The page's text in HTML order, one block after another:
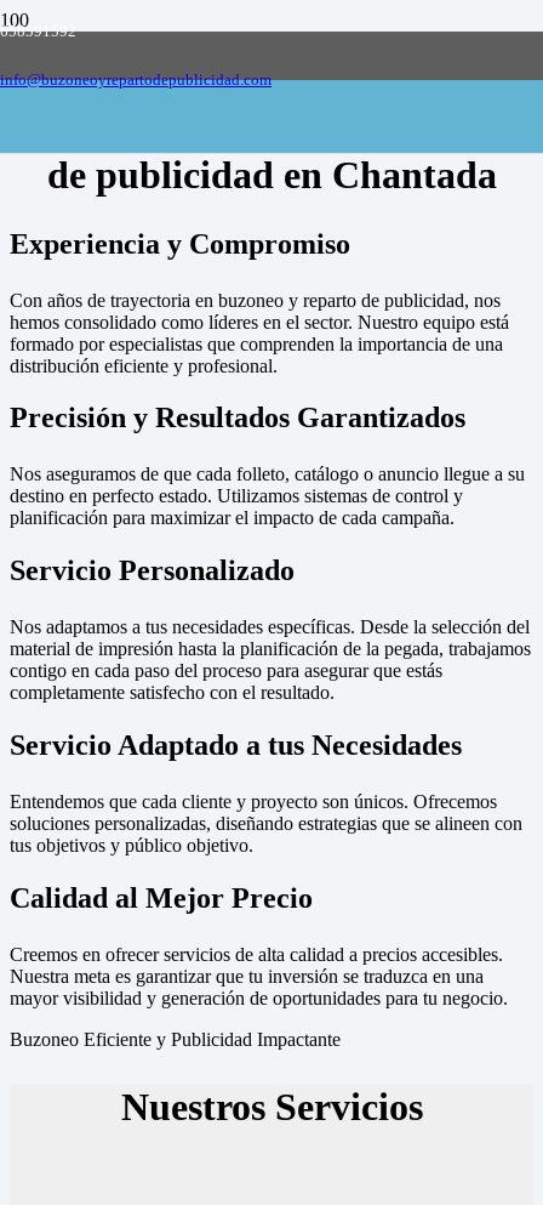
658591592
info@buzoneoyrepartodepublicidad.com
Empresa de buzoneo y reparto de publicidad
de publicidad en Chantada
Experiencia y Compromiso
Con años de trayectoria en buzoneo y reparto de publicidad, nos
hemos consolidado como líderes en el sector. Nuestro equipo está
formado por especialistas que comprenden la importancia de una
distribución eficiente y profesional.
Precisión y Resultados Garantizados
Nos aseguramos de que cada folleto, catálogo o anuncio llegue a su
destino en perfecto estado. Utilizamos sistemas de control y
planificación para maximizar el impacto de cada campaña.
Servicio Personalizado
Nos adaptamos a tus necesidades específicas. Desde la selección del
material de impresión hasta la planificación de la pegada, trabajamos
contigo en cada paso del proceso para asegurar que estás
completamente satisfecho con el resultado.
Servicio Adaptado a tus Necesidades
Entendemos que cada cliente y proyecto son únicos. Ofrecemos
soluciones personalizadas, diseñando estrategias que se alineen con
tus objetivos y público objetivo.
Calidad al Mejor Precio
Creemos en ofrecer servicios de alta calidad a precios accesibles.
Nuestra meta es garantizar que tu inversión se traduzca en una
mayor visibilidad y generación de oportunidades para tu negocio.
Buzoneo Eficiente y Publicidad Impactante
Nuestros Servicios